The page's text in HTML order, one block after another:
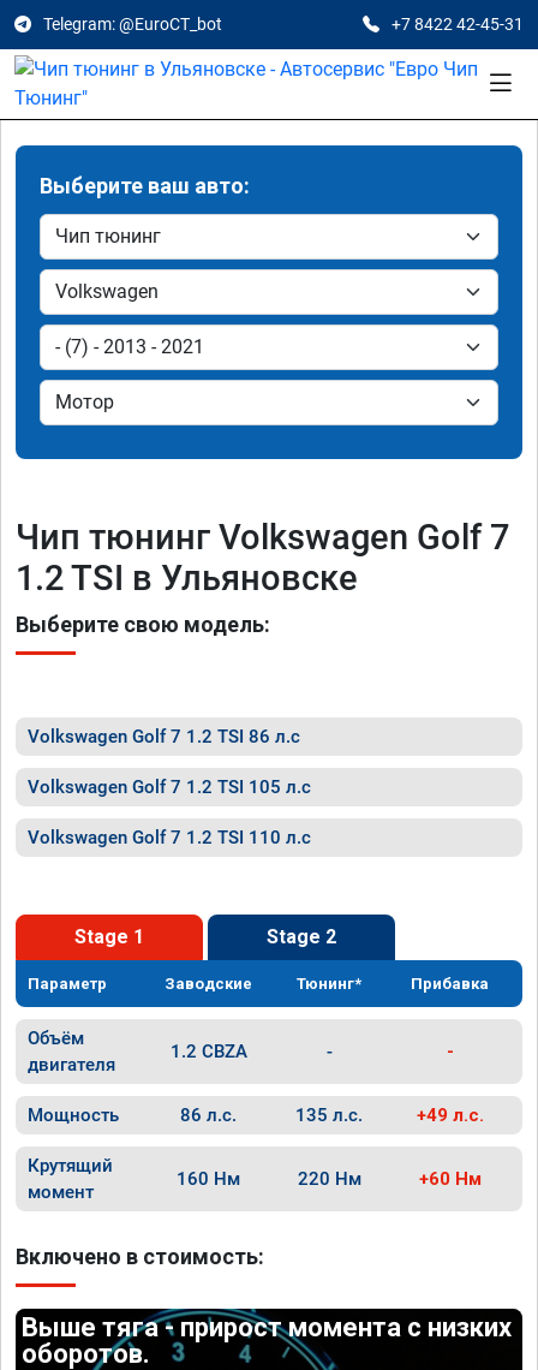
Telegram: @EuroCT_bot +7 8422 42-45-31
Выберите ваш авто:
Чип тюнинг Volkswagen Golf 7
1.2 TSI в Ульяновске
Выберите свою модель:
Volkswagen Golf 7 1.2 TSI 86 л.с
Volkswagen Golf 7 1.2 TSI 105 л.с
Volkswagen Golf 7 1.2 TSI 110 л.с
Stage 1 Stage 2
Параметр Заводские Тюнинг* Прибавка
Объём
двигателя
1.2 CBZA - -
Мощность 86 л.с. 135 л.с. +49 л.с.
Крутящий
момент
160 Нм 220 Нм +60 Нм
Включено в стоимость:
Выше тяга - прирост момента с низких
оборотов.